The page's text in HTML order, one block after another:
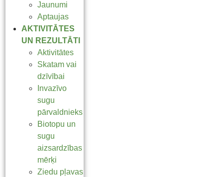
Jaunumi
Aptaujas
AKTIVITĀTES
UN REZULTĀTI
Aktivitātes
Skatam vai
dzīvībai
Invazīvo
sugu
pārvaldnieks
Biotopu un
sugu
aizsardzības
mērķi
Ziedu pļavas